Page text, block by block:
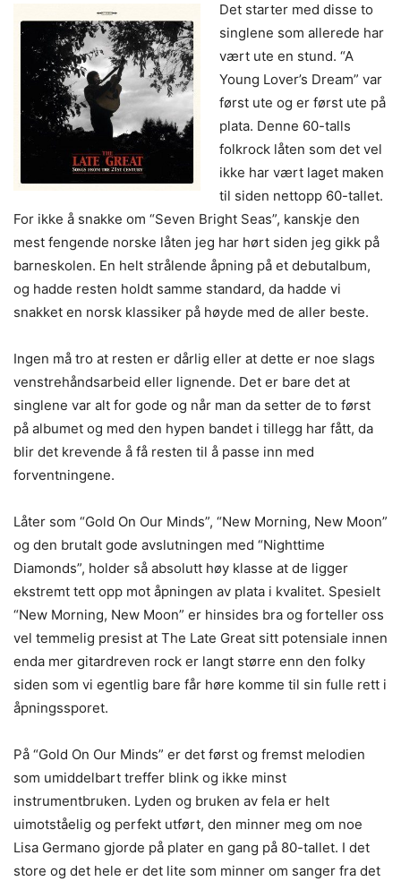
Det starter med disse to
singlene som allerede har
vært ute en stund. “A
Young Lover’s Dream” var
først ute og er først ute på
plata. Denne 60-talls
folkrock låten som det vel
ikke har vært laget maken
til siden nettopp 60-tallet.
For ikke å snakke om “Seven Bright Seas”, kanskje den
mest fengende norske låten jeg har hørt siden jeg gikk på
barneskolen. En helt strålende åpning på et debutalbum,
og hadde resten holdt samme standard, da hadde vi
snakket en norsk klassiker på høyde med de aller beste.
Ingen må tro at resten er dårlig eller at dette er noe slags
venstrehåndsarbeid eller lignende. Det er bare det at
singlene var alt for gode og når man da setter de to først
på albumet og med den hypen bandet i tillegg har fått, da
blir det krevende å få resten til å passe inn med
forventningene.
Låter som “Gold On Our Minds”, “New Morning, New Moon”
og den brutalt gode avslutningen med “Nighttime
Diamonds”, holder så absolutt høy klasse at de ligger
ekstremt tett opp mot åpningen av plata i kvalitet. Spesielt
“New Morning, New Moon” er hinsides bra og forteller oss
vel temmelig presist at The Late Great sitt potensiale innen
enda mer gitardreven rock er langt større enn den folky
siden som vi egentlig bare får høre komme til sin fulle rett i
åpningssporet.
På “Gold On Our Minds” er det først og fremst melodien
som umiddelbart treffer blink og ikke minst
instrumentbruken. Lyden og bruken av fela er helt
uimotståelig og perfekt utført, den minner meg om noe
Lisa Germano gjorde på plater en gang på 80-tallet. I det
store og det hele er det lite som minner om sanger fra det